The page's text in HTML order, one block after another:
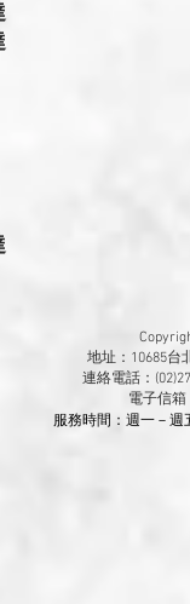
地址：10685台
連絡電話：
電子信箱
服務時間：週一－